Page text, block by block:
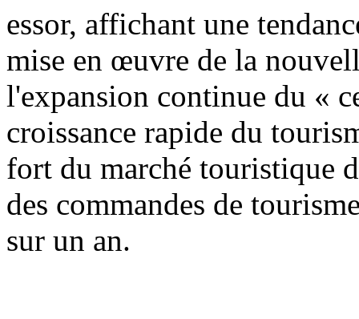
essor, affichant une
mise en œuvre de la
l'expansion continue du «
croissance rapide du
fort du marché touristique
des commandes de
sur un an.